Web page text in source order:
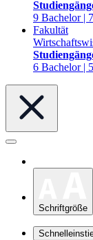
9 Bachelor |
Fakultät
6 Bachelor |
Schriftgröße